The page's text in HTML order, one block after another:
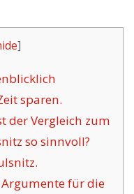
]
sparen.
der Vergleich zum
so sinnvoll?
für die